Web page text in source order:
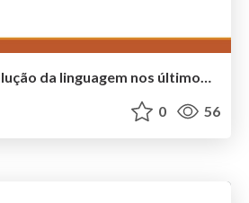
#tbt do PHP, a evolução da linguagem nos últimos 10 anos
0 56